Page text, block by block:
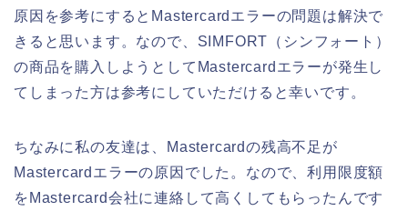
原因を参考にするとMastercardエラーの問題は解決で
きると思います。なので、SIMFORT（シンフォート）
の商品を購入しようとしてMastercardエラーが発生し
てしまった方は参考にしていただけると幸いです。
ちなみに私の友達は、Mastercardの残高不足が
Mastercardエラーの原因でした。なので、利用限度額
をMastercard会社に連絡して高くしてもらったんです